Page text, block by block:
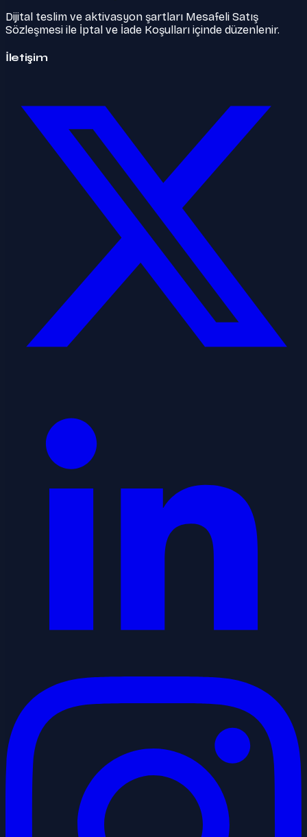
Dijital teslim ve aktivasyon şartları Mesafeli Satış
Sözleşmesi ile İptal ve İade Koşulları içinde düzenlenir.
İletişim
Instagram